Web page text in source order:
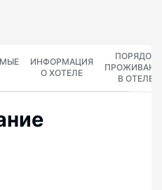
ИНФОРМАЦИЯ
О ХОТЕЛЕ
ПОРЯДОК
В ОТЕЛЕ